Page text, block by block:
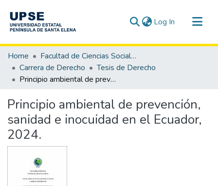
Log In (current)
Communities & Collections
All of DSpace
Statistics
Home
Facultad de Ciencias Sociales y de la Salud
Carrera de Derecho
Tesis de Derecho
Principio ambiental de prevención, sanidad e inocuidad en el Ecuador, 2024.
Principio ambiental de prevención,
sanidad e inocuidad en el Ecuador,
2024.